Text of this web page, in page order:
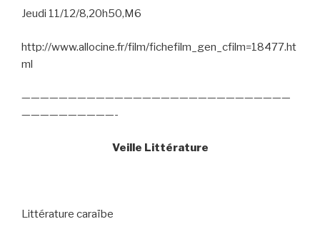
Jeudi 11/12/8,20h50,M6
http://www.allocine.fr/film/fichefilm_gen_cfilm=18477.ht
ml
—————————————————————————————
——————————-
Veille Littérature
Littérature caraïbe